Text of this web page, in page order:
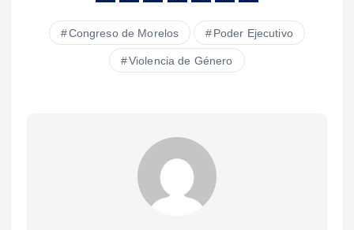
Congreso de Morelos Poder Ejecutivo
Violencia de Género